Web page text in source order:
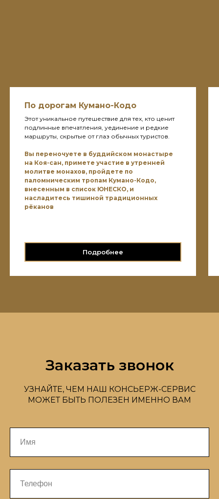
По дорогам Кумано-Кодо
Этот уникальное путешествие для тех, кто ценит
подлинные впечатления, уединение и редкие
маршруты, скрытые от глаз обычных туристов.
Вы переночуете в буддийском монастыре
на Коя-сан, примете участие в утренней
молитве монахов, пройдете по
паломническим тропам Кумано-Кодо,
внесенным в список ЮНЕСКО, и
насладитесь тишиной традиционных
рёканов
Подробнее
Заказать звонок
УЗНАЙТЕ, ЧЕМ НАШ КОНСЬЕРЖ-СЕРВИС
МОЖЕТ БЫТЬ ПОЛЕЗЕН ИМЕННО ВАМ